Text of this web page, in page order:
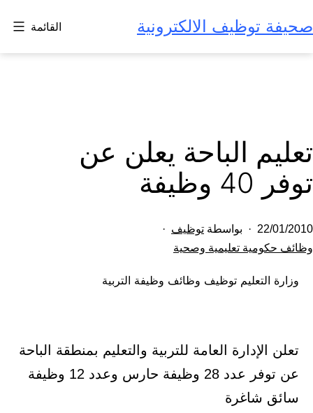
إلى
المحتوى
صحيفة توظيف الالكترونية القائمة
تعليم الباحة يعلن عن
توفر 40 وظيفة
تم
النشر
22/01/2010 بواسطة توظيف
مصنف
وظائف حكومية تعليمية وصحية
وزارة التعليم توظيف وظائف وظيفة التربية
تعلن الإدارة العامة للتربية والتعليم بمنطقة الباحة
عن توفر عدد 28 وظيفة حارس وعدد 12 وظيفة
سائق شاغرة